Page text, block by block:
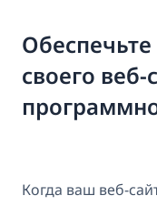
своего веб-
Когда ваш веб-